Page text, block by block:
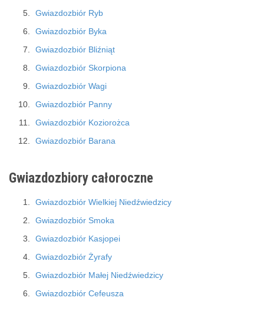
Gwiazdozbiór Ryb
Gwiazdozbiór Byka
Gwiazdozbiór Bliźniąt
Gwiazdozbiór Skorpiona
Gwiazdozbiór Wagi
Gwiazdozbiór Panny
Gwiazdozbiór Koziorożca
Gwiazdozbiór Barana
Gwiazdozbiory całoroczne
Gwiazdozbiór Wielkiej Niedźwiedzicy
Gwiazdozbiór Smoka
Gwiazdozbiór Kasjopei
Gwiazdozbiór Żyrafy
Gwiazdozbiór Małej Niedźwiedzicy
Gwiazdozbiór Cefeusza